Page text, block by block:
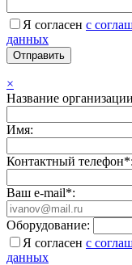
Я согласен с
данных
×
Название
Имя:
Контактный телефон*:
Ваш e-mail*:
Оборудование:
Я согласен с
данных